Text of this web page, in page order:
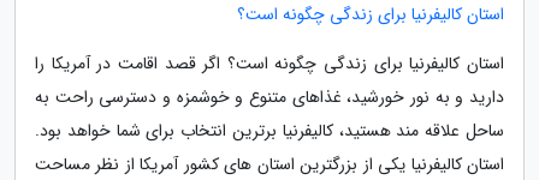
استان کالیفرنیا برای زندگی چگونه است؟
استان کالیفرنیا برای زندگی چگونه است؟ اگر قصد اقامت در آمریکا را
دارید و به نور خورشید، غذاهای متنوع و خوشمزه و دسترسی راحت به
ساحل علاقه مند هستید، کالیفرنیا برترین انتخاب برای شما خواهد بود.
استان کالیفرنیا یکی از بزرگترین استان های کشور آمریکا از نظر مساحت